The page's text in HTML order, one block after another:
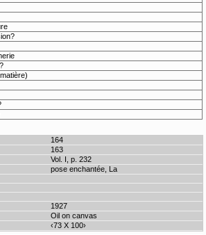
164
163
Vol. I, p. 232
pose enchantée, La
1927
Oil on canvas
‹73 X 100›